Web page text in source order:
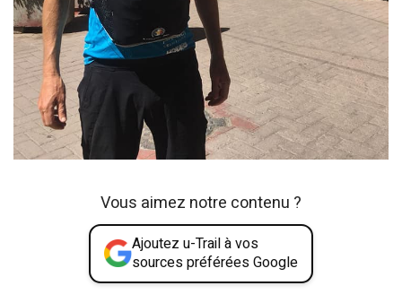
Vous aimez notre contenu ?
Ajoutez u-Trail à vos
sources préférées Google